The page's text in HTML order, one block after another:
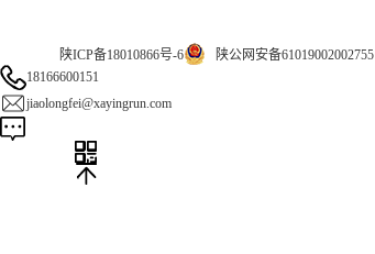
陕ICP备18010866号-6 陕公网安备61019002002755
18166600151
jiaolongfei@xayingrun.com